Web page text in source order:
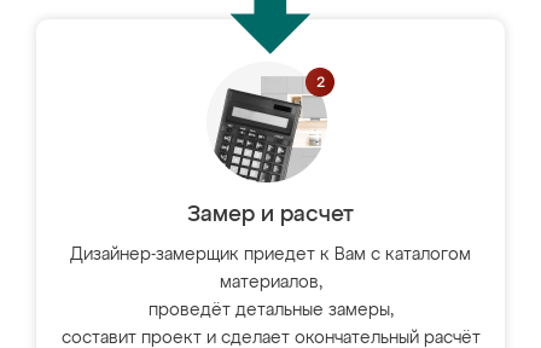
Замер и расчет
Дизайнер-замерщик приедет к Вам с каталогом
материалов,
проведёт детальные замеры,
составит проект и сделает окончательный расчёт